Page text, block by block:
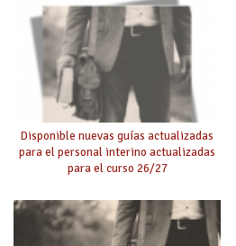
Disponible nuevas guías actualizadas
para el personal interino actualizadas
para el curso 26/27